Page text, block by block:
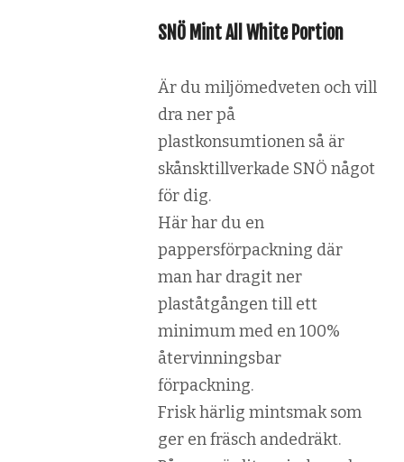
SNÖ Mint All White Portion
Är du miljömedveten och vill
dra ner på
plastkonsumtionen så är
skånsktillverkade SNÖ något
för dig.
Här har du en
pappersförpackning där
man har dragit ner
plaståtgången till ett
minimum med en 100%
återvinningsbar
förpackning.
Frisk härlig mintsmak som
ger en fräsch andedräkt.